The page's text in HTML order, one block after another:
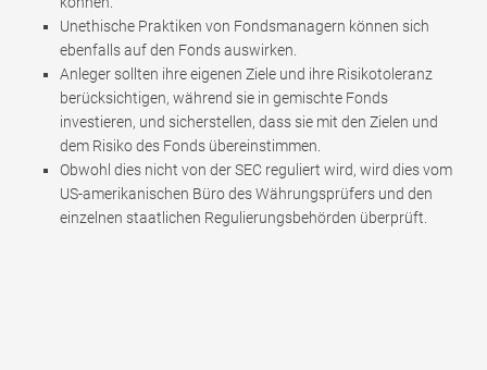
Unethische Praktiken von Fondsmanagern können sich
ebenfalls auf den Fonds auswirken.
Anleger sollten ihre eigenen Ziele und ihre Risikotoleranz
berücksichtigen, während sie in gemischte Fonds
investieren, und sicherstellen, dass sie mit den Zielen und
dem Risiko des Fonds übereinstimmen.
Obwohl dies nicht von der SEC reguliert wird, wird dies vom
US-amerikanischen Büro des Währungsprüfers und den
einzelnen staatlichen Regulierungsbehörden überprüft.